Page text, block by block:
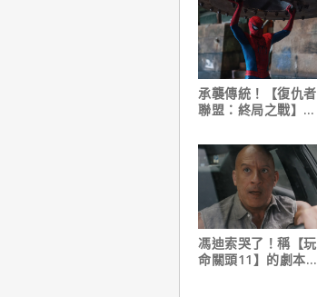
承襲傳統！【復仇者
聯盟：終局之戰】導
生日】破紀錄！
馮迪索哭了！稱【玩
命關頭11】的劇本是